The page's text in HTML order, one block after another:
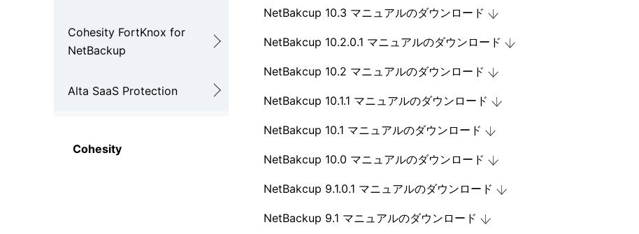
Cohesity FortKnox for
NetBackup
Alta SaaS Protection
Cohesity
NetBakcup 10.3 マニュアルのダウンロード
NetBakcup 10.2.0.1 マニュアルのダウンロード
NetBakcup 10.2 マニュアルのダウンロード
NetBakcup 10.1.1 マニュアルのダウンロード
NetBakcup 10.1 マニュアルのダウンロード
NetBakcup 10.0 マニュアルのダウンロード
NetBakcup 9.1.0.1 マニュアルのダウンロード
NetBackup 9.1 マニュアルのダウンロード